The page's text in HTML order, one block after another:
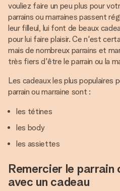
vouliez faire un peu plus pour
parrains ou marraines passent
leur filleul, lui font de beaux
pour lui faire plaisir. Ce n'est
mais de nombreux parrains et
très fiers d'être le parrain ou la
Les cadeaux les plus populaires
parrain ou marraine sont :
les tétines
les body
les assiettes
Remercier le parrain
avec un cadeau